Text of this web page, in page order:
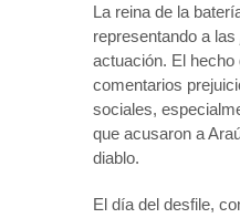
La reina de la
representando a las
actuación. El hecho
comentarios
sociales,
que acusaron a
diablo.
El día del desfile,